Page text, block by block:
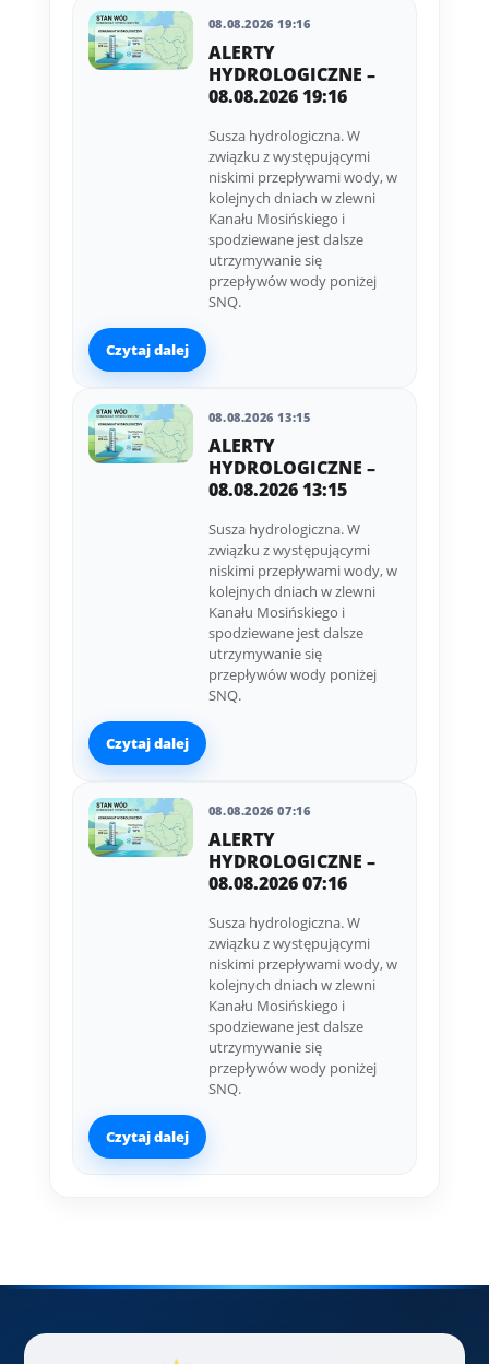
08.08.2026 19:16
ALERTY
HYDROLOGICZNE –
08.08.2026 19:16
Susza hydrologiczna. W
związku z występującymi
niskimi przepływami wody, w
kolejnych dniach w zlewni
Kanału Mosińskiego i
spodziewane jest dalsze
utrzymywanie się
przepływów wody poniżej
SNQ.
Czytaj dalej
08.08.2026 13:15
ALERTY
HYDROLOGICZNE –
08.08.2026 13:15
Susza hydrologiczna. W
związku z występującymi
niskimi przepływami wody, w
kolejnych dniach w zlewni
Kanału Mosińskiego i
spodziewane jest dalsze
utrzymywanie się
przepływów wody poniżej
SNQ.
Czytaj dalej
08.08.2026 07:16
ALERTY
HYDROLOGICZNE –
08.08.2026 07:16
Susza hydrologiczna. W
związku z występującymi
niskimi przepływami wody, w
kolejnych dniach w zlewni
Kanału Mosińskiego i
spodziewane jest dalsze
utrzymywanie się
przepływów wody poniżej
SNQ.
Czytaj dalej